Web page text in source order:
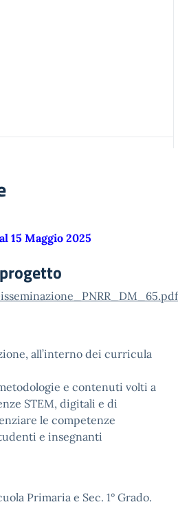
15 Maggio 2025
all’interno dei curricula
e contenuti volti a
STEM, digitali e di
le competenze
e insegnanti
Primaria e Sec. 1° Grado.